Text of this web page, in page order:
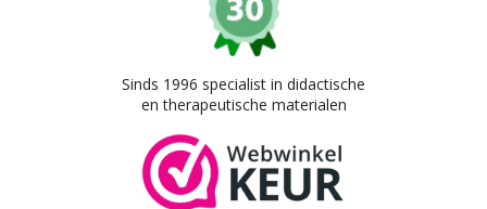
Sinds 1996 specialist in didactische
en therapeutische materialen